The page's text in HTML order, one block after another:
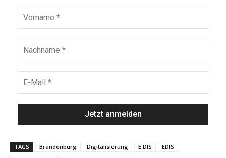
TAGS Brandenburg Digitalisierung E.DIS
EDIS